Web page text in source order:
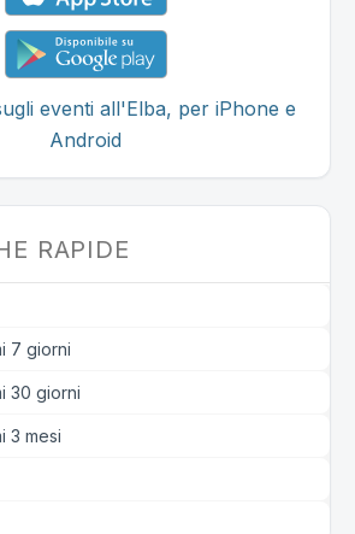
eventi all'Elba, per iPhone e
Android
RAPIDE
7 giorni
30 giorni
3 mesi